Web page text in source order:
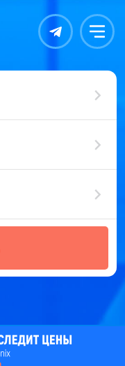
Контакты Меню